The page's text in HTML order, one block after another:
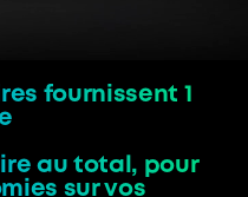
fournissent 1
au total, pour
sur vos